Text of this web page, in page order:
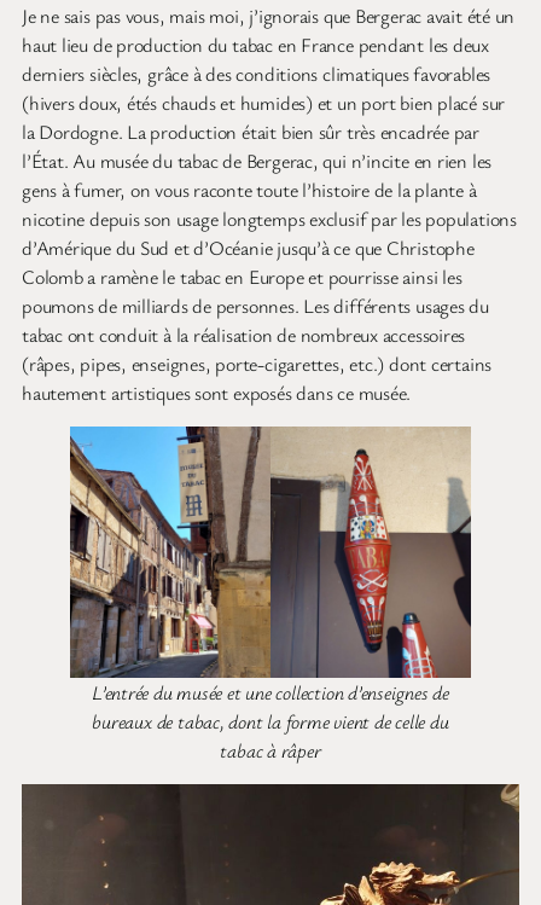
Je ne sais pas vous, mais moi, j’ignorais que Bergerac avait été un
haut lieu de production du tabac en France pendant les deux
derniers siècles, grâce à des conditions climatiques favorables
(hivers doux, étés chauds et humides) et un port bien placé sur
la Dordogne. La production était bien sûr très encadrée par
l’État. Au musée du tabac de Bergerac, qui n’incite en rien les
gens à fumer, on vous raconte toute l’histoire de la plante à
nicotine depuis son usage longtemps exclusif par les populations
d’Amérique du Sud et d’Océanie jusqu’à ce que Christophe
Colomb a ramène le tabac en Europe et pourrisse ainsi les
poumons de milliards de personnes. Les différents usages du
tabac ont conduit à la réalisation de nombreux accessoires
(râpes, pipes, enseignes, porte-cigarettes, etc.) dont certains
hautement artistiques sont exposés dans ce musée.
L’entrée du musée et une collection d’enseignes de
bureaux de tabac, dont la forme vient de celle du
tabac à râper